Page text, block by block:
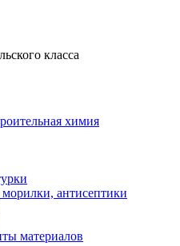
класса
химия
антисептики
материалов